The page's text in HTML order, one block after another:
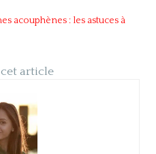
acouphènes : les astuces à
article